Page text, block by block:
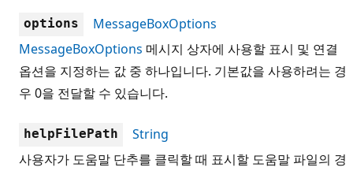
options
MessageBoxOptions
MessageBoxOptions 메시지 상자에 사용할 표시 및 연결
옵션을 지정하는 값 중 하나입니다. 기본값을 사용하려는 경
우 0을 전달할 수 있습니다.
helpFilePath
String
사용자가 도움말 단추를 클릭할 때 표시할 도움말 파일의 경